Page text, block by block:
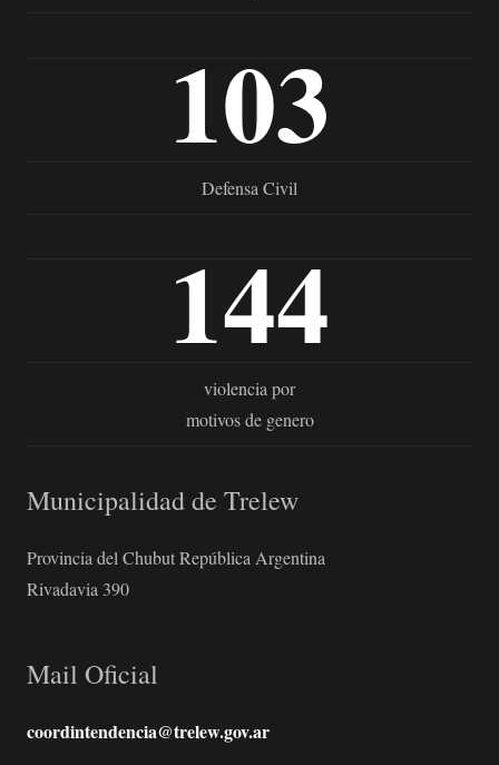
103
Defensa Civil
144
violencia por
motivos de genero
Municipalidad de Trelew
Provincia del Chubut República Argentina
Rivadavia 390
Mail Oficial
coordintendencia@trelew.gov.ar